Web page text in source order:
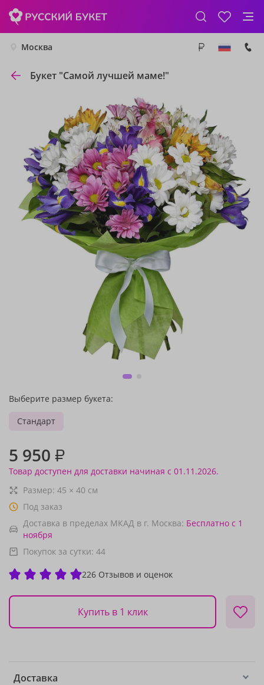
Москва
Букет "Самой лучшей маме!"
Выберите размер букета:
Стандарт
5 950 ₽
Товар доступен для доставки начиная с 01.11.2026.
Размер: 45 × 40 см
Под заказ
Доставка в пределах МКАД в г. Москва: Бесплатно с 1
ноября
Покупок за сутки: 44
226 Отзывов и оценок
Купить в 1 клик
Доставка